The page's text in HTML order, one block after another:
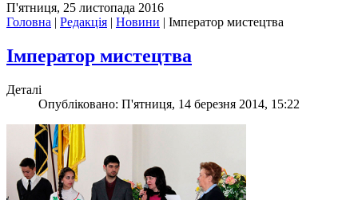
П'ятниця, 25 листопада 2016
Головна | Редакція | Новини | Імператор мистецтва
Імператор мистецтва
Деталі
Опубліковано: П'ятниця, 14 березня 2014, 15:22